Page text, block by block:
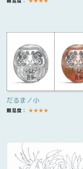
だるま／小
難易度： ★★★★